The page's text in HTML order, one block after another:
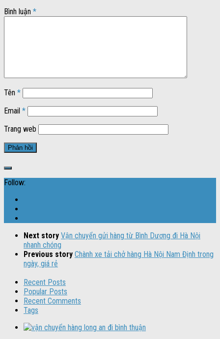
Bình luận *
Tên *
Email *
Trang web
Follow:
Next story Vận chuyển gửi hàng từ Bình Dương đi Hà Nội
nhanh chóng
Previous story Chành xe tải chở hàng Hà Nội Nam Định trong
ngày, giá rẻ
Recent Posts
Popular Posts
Recent Comments
Tags